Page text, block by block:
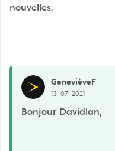
nouvelles.
GenevièveF
13-07-2021
Bonjour Davidlan,